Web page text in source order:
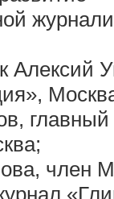
Алексий
главный
член